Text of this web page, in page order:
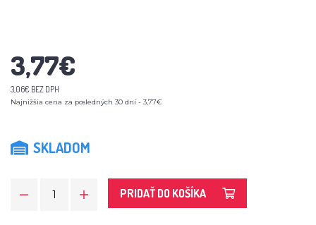
3,77€
3,06€ BEZ DPH
Najnižšia cena za posledných 30 dní - 3,77€
SKLADOM
PRIDAŤ DO KOŠÍKA